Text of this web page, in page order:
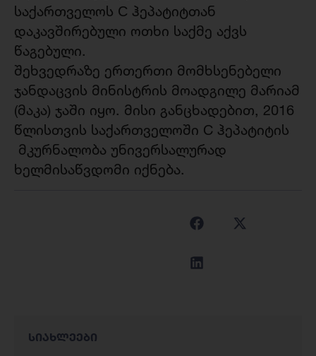
საქართველოს С ჰეპატიტთან
დაკავშირებული ოთხი საქმე აქვს
წაგებული.
შეხვედრაზე ერთერთი მომხსენებელი
ჯანდაცვის მინისტრის მოადგილე მარიამ
(მაკა) ჯაში იყო. მისი განცხადებით, 2016
წლისთვის საქართველოში C ჰეპატიტის
მკურნალობა უნივერსალურად
ხელმისაწვდომი იქნება.
სიახლეები